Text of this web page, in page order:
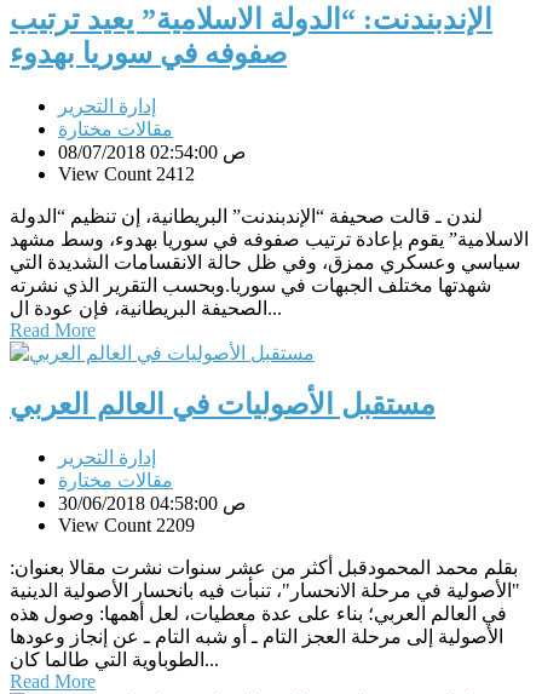
الإندبندنت: “الدولة الاسلامية” يعيد ترتيب
صفوفه في سوريا بهدوء
إدارة التحرير
مقالات مختارة
08/07/2018 02:54:00 ص
View Count 2412
لندن ـ قالت صحيفة “الإندبندنت” البريطانية، إن تنظيم “الدولة
الاسلامية” يقوم بإعادة ترتيب صفوفه في سوريا بهدوء، وسط مشهد
سياسي وعسكري ممزق، وفي ظل حالة الانقسامات الشديدة التي
شهدتها مختلف الجبهات في سوريا.وبحسب التقرير الذي نشرته
الصحيفة البريطانية، فإن عودة ال...
Read More
مستقبل الأصوليات في العالم العربي
إدارة التحرير
مقالات مختارة
30/06/2018 04:58:00 ص
View Count 2209
بقلم محمد المحمودقبل أكثر من عشر سنوات نشرت مقالا بعنوان:
"الأصولية في مرحلة الانحسار"، تنبأت فيه بانحسار الأصولية الدينية
في العالم العربي؛ بناء على عدة معطيات، لعل أهمها: وصول هذه
الأصولية إلى مرحلة العجز التام ـ أو شبه التام ـ عن إنجاز وعودها
الطوباوية التي طالما كان...
Read More